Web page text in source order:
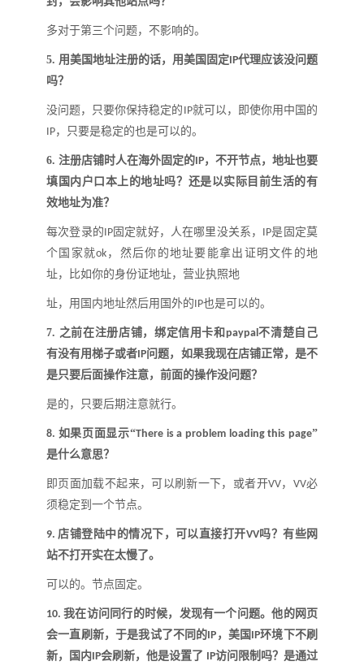
多对于第三个问题，不影响的。
5. 用美国地址注册的话，用美国固定IP代理应该没问题
吗？
没问题，只要你保持稳定的 IP就可以，即使你用中国的
IP，只要是稳定的也是可以的。
6. 注册店铺时人在海外固定的IP，不开节点，地址也要
填国内户口本上的地址吗？ 还是以实际目前生活的有
效地址为准？
每次登录的IP固定就好，人在哪里没关系， IP是固定莫
个国家就ok ，然后你的地址要能拿出证明文件的地
址，比如你的身份证地址，营业执照地
址，用国内地址然后用国外的IP也是可以的。
7. 之前在注册店铺，绑定信用卡和 paypal不清楚自己
有没有用梯子或者IP问题，如果我现在店铺正常，是不
是只要后面操作注意，前面的操作没问题？
是的，只要后期注意就行。
8. 如果页面显示“There is a problem loading this page”
是什么意思？
即页面加载不起来，可以刷新一下，或者开VV， VV必
须稳定到一个节点。
9.店铺登陆中的情况下，可以直接打开VV吗？有些网
站不打开实在太慢了。
可以的。节点固定。
10.我在访问同行的时候，发现有一个问题。他的网页
会一直刷新，于是我试了不同的IP ，美国 IP环境下不刷
新，国内IP会刷新，他是设置了 IP访问限制吗？是通过